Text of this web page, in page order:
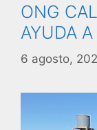
ONG
AYUDA
6 agosto,